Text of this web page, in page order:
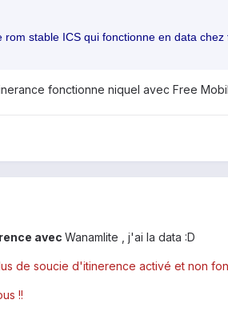
stable ICS qui fonctionne en data chez
fonctionne niquel avec Free
avec Wanamlite , j'ai la data :D
de soucie d'itinerence activé et non
!!